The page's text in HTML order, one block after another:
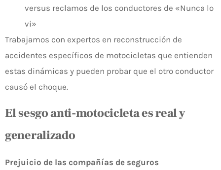
versus reclamos de los conductores de «Nunca lo
vi»
Trabajamos con expertos en reconstrucción de
accidentes específicos de motocicletas que entienden
estas dinámicas y pueden probar que el otro conductor
causó el choque.
El sesgo anti-motocicleta es real y
generalizado
Prejuicio de las compañías de seguros